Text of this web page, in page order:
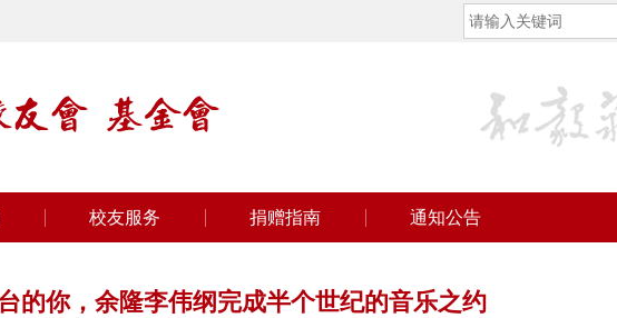
校友服务 捐赠指南 通知公告
的你，余隆李伟纲完成半个世纪的音乐之约